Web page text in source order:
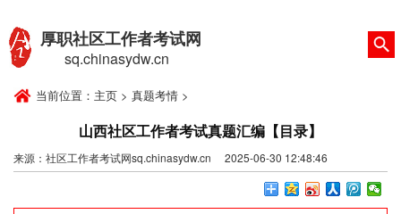
厚职社区工作者考试网
sq.chinasydw.cn
当前位置： 主页 > 真题考情 >
山西社区工作者考试真题汇编【目录】
来源：社区工作者考试网sq.chinasydw.cn 2025-06-30 12:48:46